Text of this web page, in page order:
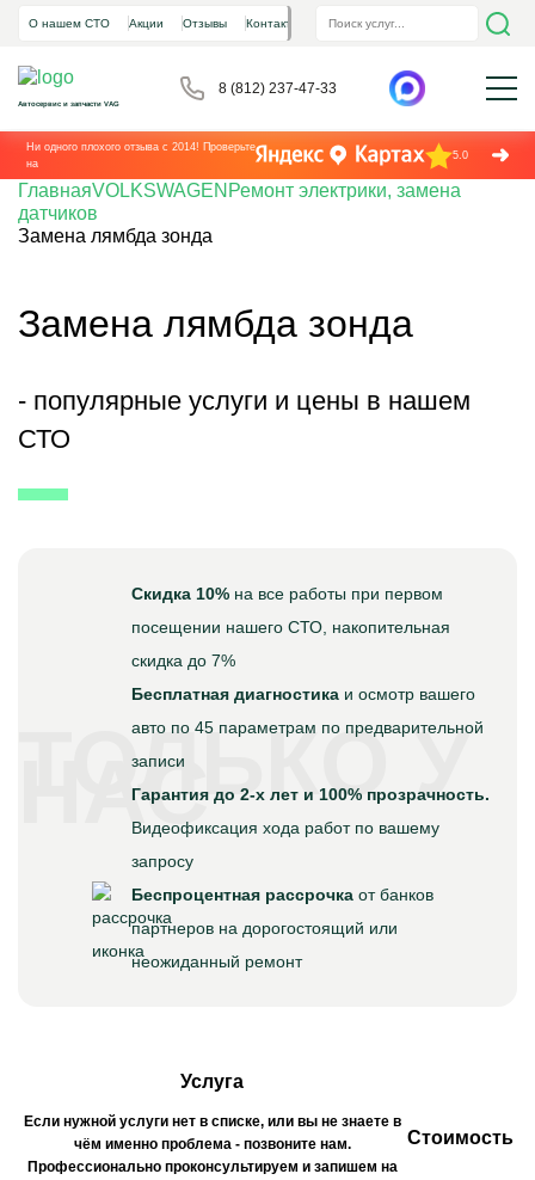
О нашем СТО Акции Отзывы Контакты
Автосервис и запчасти VAG
8 (812) 237-47-33
Ни одного плохого отзыва с 2014! Проверьте
на
5.0
ГлавнаяVOLKSWAGEN Ремонт электрики, замена
датчиков
Замена лямбда зонда
Замена лямбда зонда
- популярные услуги и цены в нашем
СТО
Скидка 10% на все работы при первом
посещении нашего СТО, накопительная
скидка до 7%
Бесплатная диагностика и осмотр вашего
авто по 45 параметрам по предварительной
записи
Гарантия до 2-х лет и 100% прозрачность.
Видеофиксация хода работ по вашему
запросу
Беспроцентная рассрочка от банков
партнеров на дорогостоящий или
неожиданный ремонт
ТОЛЬКО У
НАС
Услуга
Если нужной услуги нет в списке, или вы не знаете в
чём именно проблема - позвоните нам.
Профессионально проконсультируем и запишем на
Стоимость